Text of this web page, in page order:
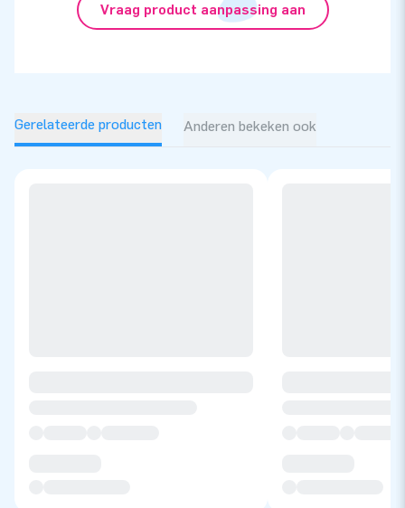
Vraag product aanpassing aan
Gerelateerde producten Anderen bekeken ook